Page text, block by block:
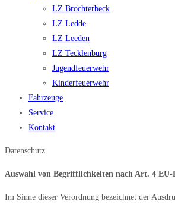
LZ Brochterbeck
LZ Ledde
LZ Leeden
LZ Tecklenburg
Jugendfeuerwehr
Kinderfeuerwehr
Fahrzeuge
Service
Kontakt
Datenschutz
Auswahl von Begrifflichkeiten nach Art. 4 EU-
Im Sinne dieser Verordnung bezeichnet der